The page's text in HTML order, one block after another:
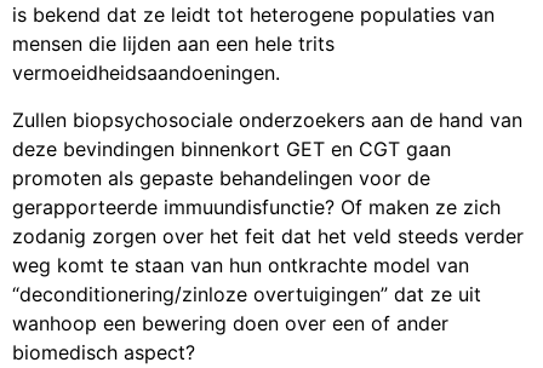
is bekend dat ze leidt tot heterogene populaties van
mensen die lijden aan een hele trits
vermoeidheidsaandoeningen.
Zullen biopsychosociale onderzoekers aan de hand van
deze bevindingen binnenkort GET en CGT gaan
promoten als gepaste behandelingen voor de
gerapporteerde immuundisfunctie? Of maken ze zich
zodanig zorgen over het feit dat het veld steeds verder
weg komt te staan van hun ontkrachte model van
“deconditionering/zinloze overtuigingen” dat ze uit
wanhoop een bewering doen over een of ander
biomedisch aspect?